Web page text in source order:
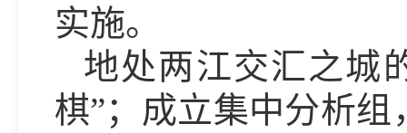
实施。
地处两江交汇之城
棋”；成立集中分析